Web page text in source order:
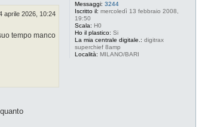
Messaggi: 3244
Iscritto il: mercoledì 13 febbraio 2008,
19:50
Scala: H0
Ho il plastico: Si
La mia centrale digitale.: digitrax
superchief 8amp
Località: MILANO/BARI
aprile 2026, 10:24
tempo manco